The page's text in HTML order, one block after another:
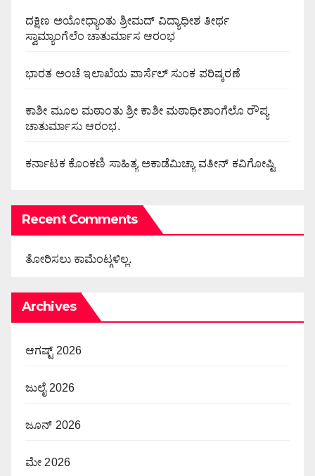
ದಕ್ಷಿಣ ಅಯೋಧ್ಯಾಂತು ಶ್ರೀಮದ್ ವಿದ್ಯಾಧೀಶ ತೀರ್ಥ
ಸ್ವಾಮ್ಯಾಂಗೆಲೆಂ ಚಾತುರ್ಮಾಸ ಆರಂಭ
ಭಾರತ ಅಂಚೆ ಇಲಾಖೆಯ ಪಾರ್ಸೆಲ್ ಸುಂಕ ಪರಿಷ್ಕರಣೆ
ಕಾಶೀ ಮೂಲ ಮಠಾಂತು ಶ್ರೀ ಕಾಶೀ ಮಠಾಧೀಶಾಂಗೆಲೊ ರೌಪ್ಯ
ಚಾತುರ್ಮಾಸು ಆರಂಭ.
ಕರ್ನಾಟಕ ಕೊಂಕಣಿ ಸಾಹಿತ್ಯ ಅಕಾಡೆಮಿಚ್ಯಾ ವತೀನ್ ಕವಿಗೋಷ್ಟಿ
Recent Comments
ತೋರಿಸಲು ಕಾಮೆಂಟ್ಗಳಿಲ್ಲ.
Archives
ಆಗಷ್ಟ್ 2026
ಜುಲೈ 2026
ಜೂನ್ 2026
ಮೇ 2026